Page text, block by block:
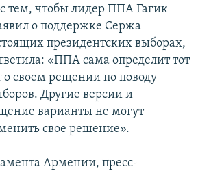
тем, чтобы лидер ППА Гагик
о поддержке Сержа
президентских выборах,
«ППА сама определит тот
о своем рещении по поводу
Другие версии и
варианты не могут
свое решение».
Армении, пресс-